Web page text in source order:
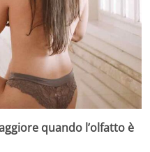
quando l’olfatto è